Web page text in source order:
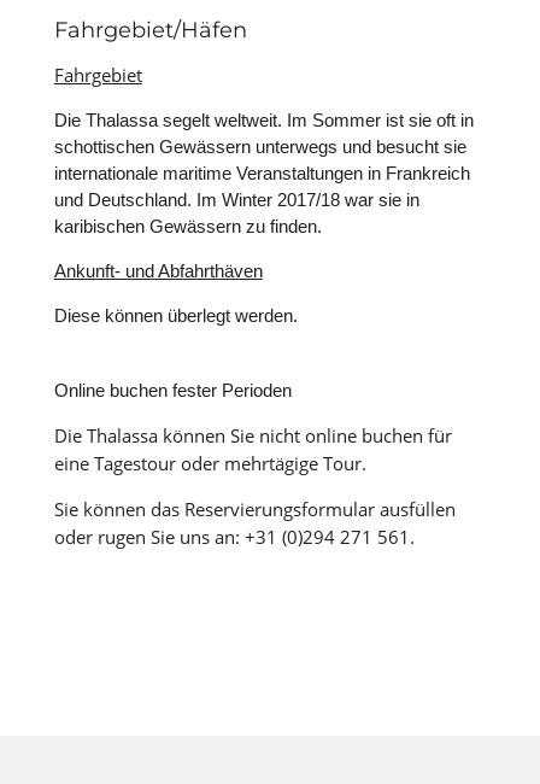
Fahrgebiet/Häfen
Fahrgebiet
Die Thalassa segelt weltweit. Im Sommer ist sie oft in
schottischen Gewässern unterwegs und besucht sie
internationale maritime Veranstaltungen in Frankreich
und Deutschland. Im Winter 2017/18 war sie in
karibischen Gewässern zu finden.
Ankunft- und Abfahrthäven
Diese können überlegt werden.
Online buchen fester Perioden
Die Thalassa können Sie nicht online buchen für
eine Tagestour oder mehrtägige Tour.
Sie können das Reservierungsformular ausfüllen
oder rugen Sie uns an: +31 (0)294 271 561.